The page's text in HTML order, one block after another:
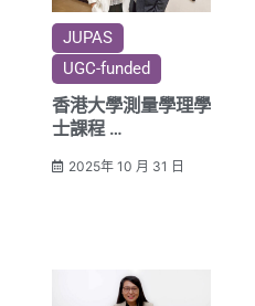
JUPAS
UGC-funded
香港大學測量學理學
士課程
位培育優秀專才
2025年 10 月 31 日